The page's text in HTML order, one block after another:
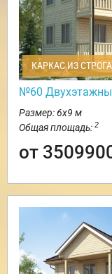
КАРКАС ИЗ
№60
Размер: 6х9 м
Общая площадь: 2
от